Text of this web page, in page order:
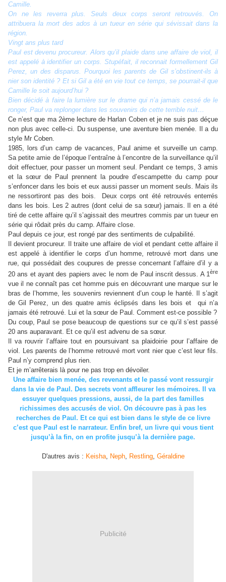
Camille.
On ne les reverra plus. Seuls deux corps seront retrouvés. On
attribuera la mort des ados à un tueur en série qui sévissait dans la
région.
Vingt ans plus tard
Paul est devenu procureur. Alors qu’il plaide dans une affaire de viol, il
est appelé à identifier un corps. Stupéfait, il reconnait formellement Gil
Perez, un des disparus. Pourquoi les parents de Gil s’obstinent-ils à
nier son identité ? Et si Gil a été en vie tout ce temps, se pourrait-il que
Camille le soit aujourd’hui ?
Bien décidé à faire la lumière sur le drame qui n’a jamais cessé de le
ronger, Paul va replonger dans les souvenirs de cette terrible nuit…
Ce n’est que ma 2ème lecture de Harlan Coben et je ne suis pas déçue
non plus avec celle-ci. Du suspense, une aventure bien menée. Il a du
style Mr Coben.
1985, lors d’un camp de vacances, Paul anime et surveille un camp.
Sa petite amie de l’époque l’entraîne à l’encontre de la surveillance qu’il
doit effectuer, pour passer un moment seul. Pendant ce temps, 3 amis
et la sœur de Paul prennent la poudre d’escampette du camp pour
s’enfoncer dans les bois et eux aussi passer un moment seuls. Mais ils
ne ressortiront pas des bois. Deux corps ont été retrouvés enterrés
dans les bois. Les 2 autres (dont celui de sa sœur) jamais. Il en a été
tiré de cette affaire qu’il s’agissait des meurtres commis par un tueur en
série qui rôdait près du camp. Affaire close.
Paul depuis ce jour, est rongé par des sentiments de culpabilité.
Il devient procureur. Il traite une affaire de viol et pendant cette affaire il
est appelé à identifier le corps d’un homme, retrouvé mort dans une
rue, qui possédait des coupures de presse concernant l’affaire d’il y a
20 ans et ayant des papiers avec le nom de Paul inscrit dessus. A 1ère
vue il ne connaît pas cet homme puis en découvrant une marque sur le
bras de l’homme, les souvenirs reviennent d’un coup le hanté. Il s’agit
de Gil Perez, un des quatre amis éclipsés dans les bois et qui n’a
jamais été retrouvé. Lui et la sœur de Paul. Comment est-ce possible ?
Du coup, Paul se pose beaucoup de questions sur ce qu’il s’est passé
20 ans auparavant. Et ce qu’il est advenu de sa sœur.
Il va rouvrir l’affaire tout en poursuivant sa plaidoirie pour l’affaire de
viol. Les parents de l’homme retrouvé mort vont nier que c’est leur fils.
Paul n’y comprend plus rien.
Et je m’arrêterais là pour ne pas trop en dévoiler.
Une affaire bien menée, des revenants et le passé vont ressurgir
dans la vie de Paul. Des secrets vont affleurer les mémoires. Il va
essuyer quelques pressions, aussi, de la part des familles
richissimes des accusés de viol. On découvre pas à pas les
recherches de Paul. Et ce qui est bien dans le style de ce livre
c’est que Paul est le narrateur. Enfin bref, un livre qui vous tient
jusqu’à la fin, on en profite jusqu’à la dernière page.
D'autres avis : Keisha, Neph, Restling, Géraldine
Publicité